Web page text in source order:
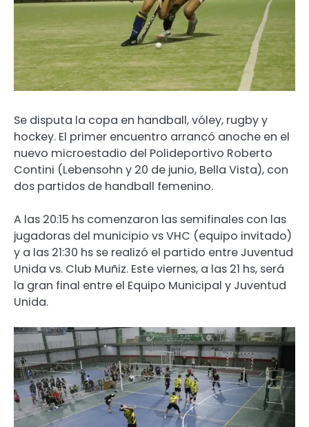
Se disputa la copa en handball, vóley, rugby y
hockey. El primer encuentro arrancó anoche en el
nuevo microestadio del Polideportivo Roberto
Contini (Lebensohn y 20 de junio, Bella Vista), con
dos partidos de handball femenino.
A las 20:15 hs comenzaron las semifinales con las
jugadoras del municipio vs VHC (equipo invitado)
y a las 21:30 hs se realizó el partido entre Juventud
Unida vs. Club Muñiz. Este viernes, a las 21 hs, será
la gran final entre el Equipo Municipal y Juventud
Unida.